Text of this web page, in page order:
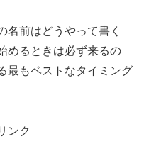
名前はどうやって書く
めるときは必ず来るの
最もベストなタイミング
ンク